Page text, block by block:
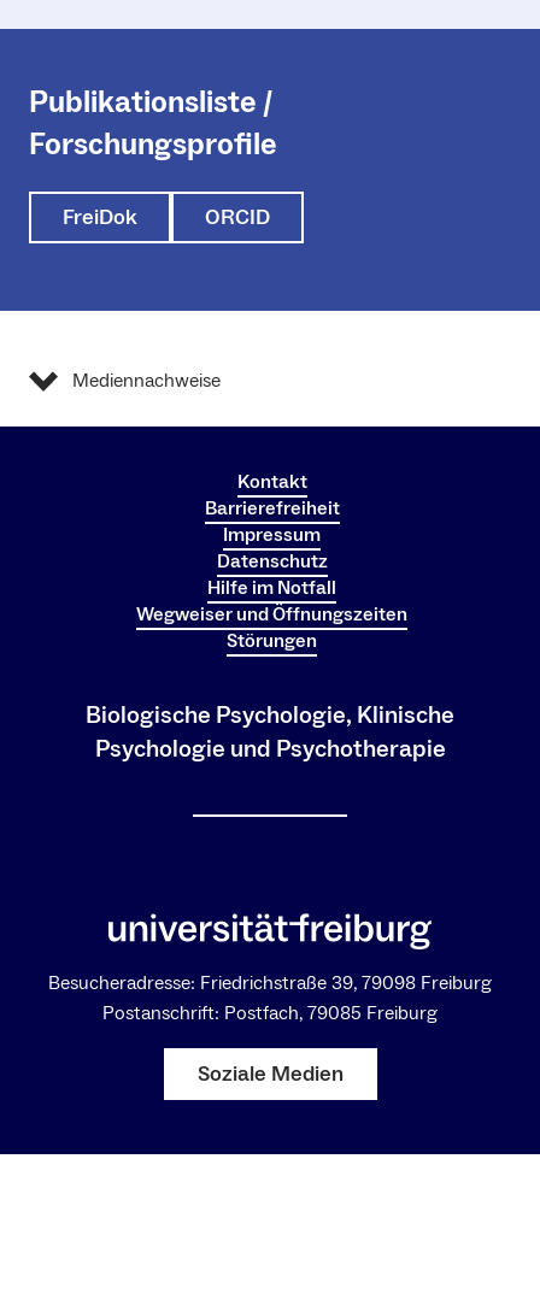
Publikationsliste /
Forschungsprofile
FreiDok ORCID
Mediennachweise
Kontakt
Barrierefreiheit
Impressum
Datenschutz
Hilfe im Notfall
Wegweiser und Öffnungszeiten
Störungen
Biologische Psychologie, Klinische
Psychologie und Psychotherapie
Besucheradresse: Friedrichstraße 39, 79098 Freiburg
Postanschrift: Postfach, 79085 Freiburg
Soziale Medien